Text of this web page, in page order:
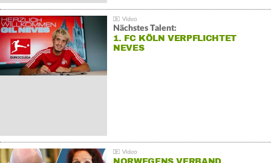
Nächstes Talent:
1. FC KÖLN VERPFLICHTET
NEVES